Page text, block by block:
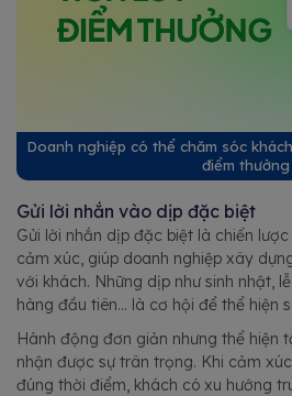
Doanh nghiệp có thể chăm sóc
điểm thưởng
Gửi lời nhắn vào dịp đặc biệt
Gửi lời nhắn dịp đặc biệt là chiến
cảm xúc, giúp doanh nghiệp xây
với khách. Những dịp như sinh nhật,
hàng đầu tiên... là cơ hội để thể hiện
Hành động đơn giản nhưng thể hiện
nhận được sự trân trọng. Khi cảm
đúng thời điểm, khách có xu hướng